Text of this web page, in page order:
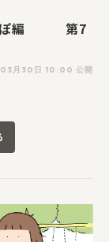
んぽ編 第7
月30日 10:00 公開